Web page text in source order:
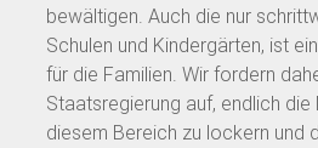
bewältigen. Auch die nur
Schulen und Kindergärten, ist
für die Familien. Wir fordern
Staatsregierung auf, endlich die
diesem Bereich zu lockern und